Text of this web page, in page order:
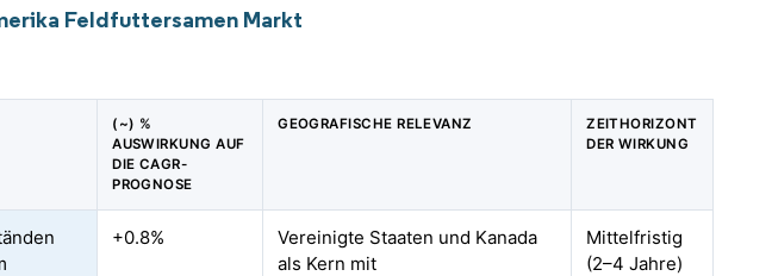
Feldfuttersamen Markt
(~) %
AUSWIRKUNG AUF
DIE CAGR-
PROGNOSE
GEOGRAFISCHE RELEVANZ
ZEITHORIZONT
DER WIRKUNG
+0.8%
Vereinigte Staaten und Kanada
als Kern mit
Mittelfristig
(2–4 Jahre)